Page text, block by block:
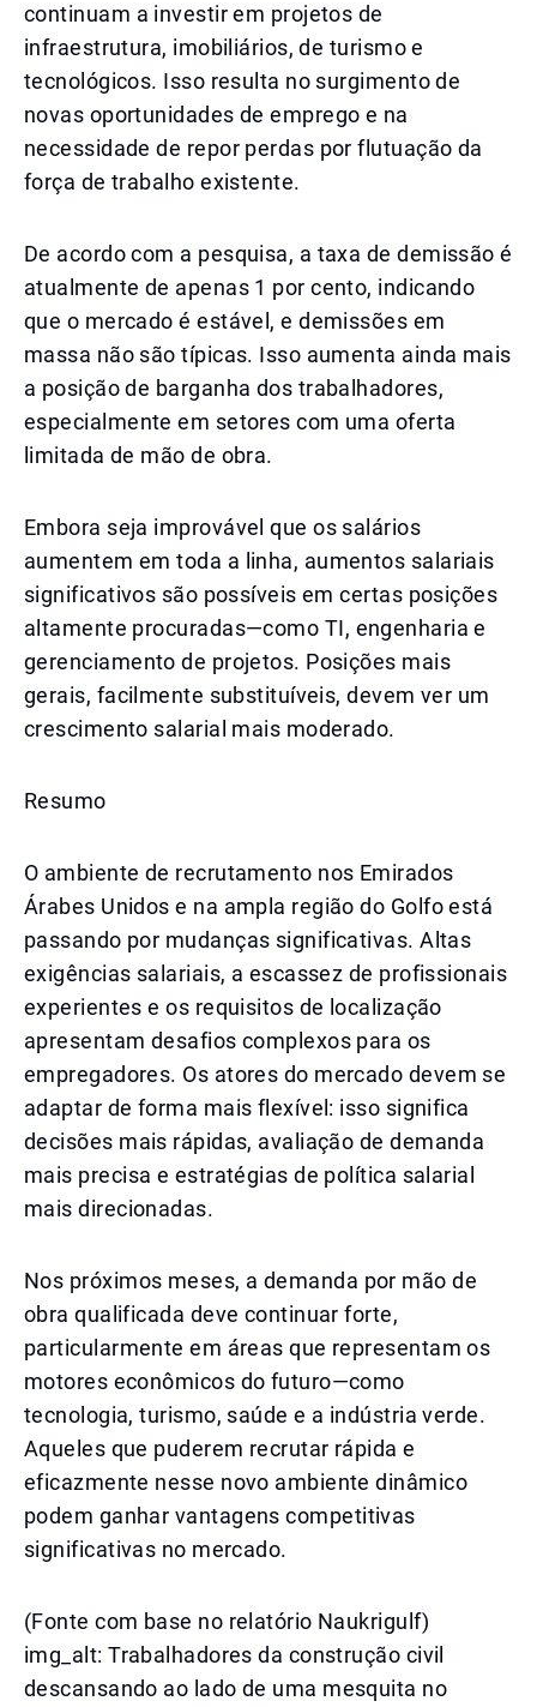
continuam a investir em projetos de
infraestrutura, imobiliários, de turismo e
tecnológicos. Isso resulta no surgimento de
novas oportunidades de emprego e na
necessidade de repor perdas por flutuação da
força de trabalho existente.
De acordo com a pesquisa, a taxa de demissão é
atualmente de apenas 1 por cento, indicando
que o mercado é estável, e demissões em
massa não são típicas. Isso aumenta ainda mais
a posição de barganha dos trabalhadores,
especialmente em setores com uma oferta
limitada de mão de obra.
Embora seja improvável que os salários
aumentem em toda a linha, aumentos salariais
significativos são possíveis em certas posições
altamente procuradas—como TI, engenharia e
gerenciamento de projetos. Posições mais
gerais, facilmente substituíveis, devem ver um
crescimento salarial mais moderado.
Resumo
O ambiente de recrutamento nos Emirados
Árabes Unidos e na ampla região do Golfo está
passando por mudanças significativas. Altas
exigências salariais, a escassez de profissionais
experientes e os requisitos de localização
apresentam desafios complexos para os
empregadores. Os atores do mercado devem se
adaptar de forma mais flexível: isso significa
decisões mais rápidas, avaliação de demanda
mais precisa e estratégias de política salarial
mais direcionadas.
Nos próximos meses, a demanda por mão de
obra qualificada deve continuar forte,
particularmente em áreas que representam os
motores econômicos do futuro—como
tecnologia, turismo, saúde e a indústria verde.
Aqueles que puderem recrutar rápida e
eficazmente nesse novo ambiente dinâmico
podem ganhar vantagens competitivas
significativas no mercado.
(Fonte com base no relatório Naukrigulf)
img_alt: Trabalhadores da construção civil
descansando ao lado de uma mesquita no